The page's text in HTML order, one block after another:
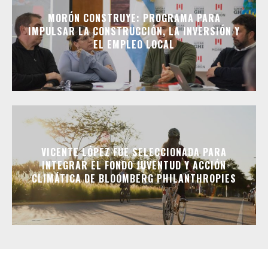
MORÓN CONSTRUYE: PROGRAMA PARA
IMPULSAR LA CONSTRUCCIÓN, LA INVERSIÓN Y
EL EMPLEO LOCAL
VICENTE LÓPEZ FUE SELECCIONADA PARA
INTEGRAR EL FONDO JUVENTUD Y ACCIÓN
CLIMÁTICA DE BLOOMBERG PHILANTHROPIES